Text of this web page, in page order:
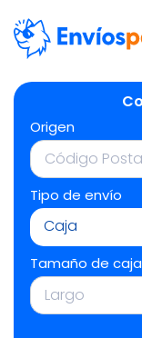
Origen
Tipo de envío
Caja
Tamaño de